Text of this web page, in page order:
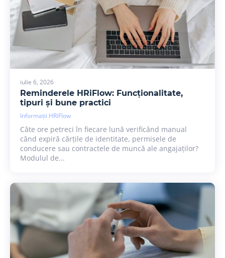
iulie 6, 2026
Reminderele HRiFlow: Funcționalitate,
tipuri și bune practici
Informații HRiFlow
Câte ore petreci în fiecare lună verificând manual
când expiră cărțile de identitate, permisele de
conducere sau contractele de muncă ale angajaților?
Modulul de...